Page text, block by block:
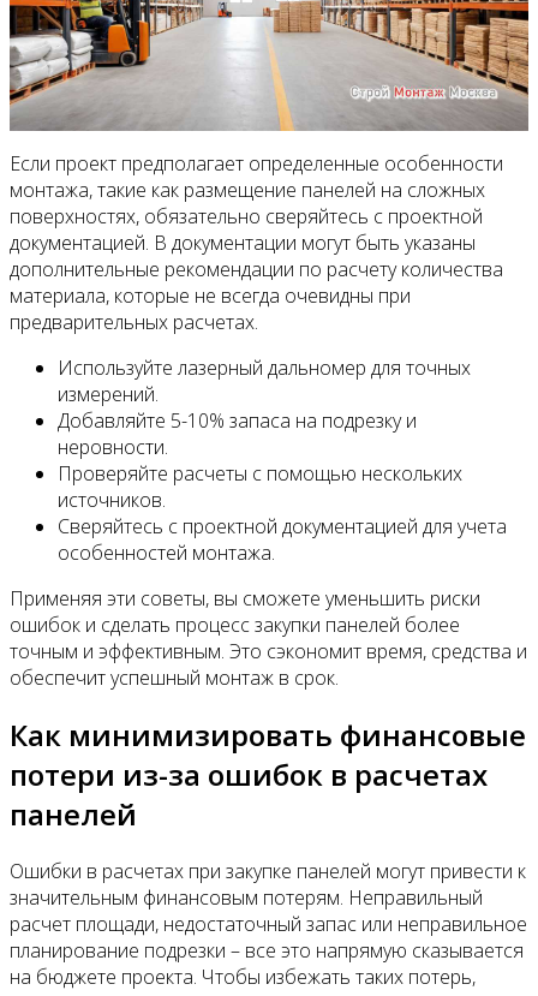
Если проект предполагает определенные особенности
монтажа, такие как размещение панелей на сложных
поверхностях, обязательно сверяйтесь с проектной
документацией. В документации могут быть указаны
дополнительные рекомендации по расчету количества
материала, которые не всегда очевидны при
предварительных расчетах.
Используйте лазерный дальномер для точных
измерений.
Добавляйте 5-10% запаса на подрезку и
неровности.
Проверяйте расчеты с помощью нескольких
источников.
Сверяйтесь с проектной документацией для учета
особенностей монтажа.
Применяя эти советы, вы сможете уменьшить риски
ошибок и сделать процесс закупки панелей более
точным и эффективным. Это сэкономит время, средства и
обеспечит успешный монтаж в срок.
Как минимизировать финансовые
потери из-за ошибок в расчетах
панелей
Ошибки в расчетах при закупке панелей могут привести к
значительным финансовым потерям. Неправильный
расчет площади, недостаточный запас или неправильное
планирование подрезки – все это напрямую сказывается
на бюджете проекта. Чтобы избежать таких потерь,